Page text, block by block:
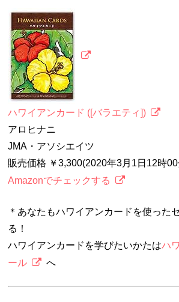
ハワイアンカード ([バラエティ])
アロヒナニ
JMA・アソシエイツ
販売価格 ￥3,300(2020年3月1日12時
Amazonでチェックする
＊あなたもハワイアンカードを使った
る！
ハワイアンカードを学びたいかたはハ
ール
へ